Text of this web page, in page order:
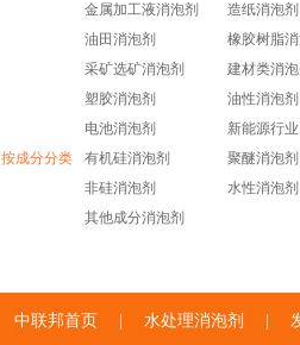
金属加工液消泡剂
造纸消泡剂
油田消泡剂
橡胶树脂
采矿选矿消泡剂
建材类消
塑胶消泡剂
油性消泡剂
电池消泡剂
新能源行业
按成分分类
有机硅消泡剂
聚醚消泡剂
非硅消泡剂
水性消泡剂
其他成分消泡剂
中联邦首页 水处理消泡剂